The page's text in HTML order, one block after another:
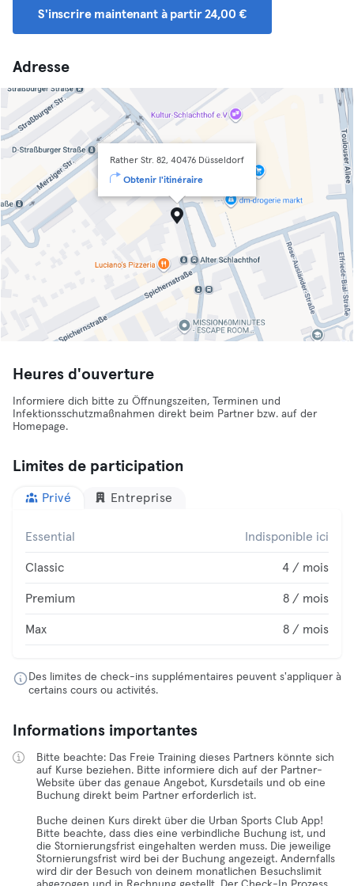
S'inscrire maintenant à partir 24,00 €
Adresse
Rather Str. 82, 40476 Düsseldorf
Obtenir l'itinéraire
Heures d'ouverture
Informiere dich bitte zu Öffnungszeiten, Terminen und
Infektionsschutzmaßnahmen direkt beim Partner bzw. auf der
Homepage.
Limites de participation
Privé Entreprise
Essential Indisponible ici
Classic 4 / mois
Premium 8 / mois
Max 8 / mois
Des limites de check-ins supplémentaires peuvent s'appliquer à
certains cours ou activités.
Informations importantes
Bitte beachte: Das Freie Training dieses Partners könnte sich
auf Kurse beziehen. Bitte informiere dich auf der Partner-
Website über das genaue Angebot, Kursdetails und ob eine
Buchung direkt beim Partner erforderlich ist.
Buche deinen Kurs direkt über die Urban Sports Club App!
Bitte beachte, dass dies eine verbindliche Buchung ist, und
die Stornierungsfrist eingehalten werden muss. Die jeweilige
Stornierungsfrist wird bei der Buchung angezeigt. Andernfalls
wird dir der Besuch von deinem monatlichen Besuchslimit